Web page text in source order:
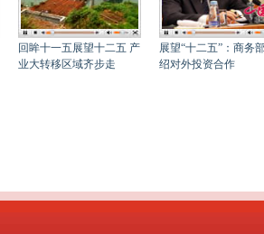
回眸十一五展望十二五 产
业大转移区域齐步走
展望“十二五”：商务
绍对外投资合作